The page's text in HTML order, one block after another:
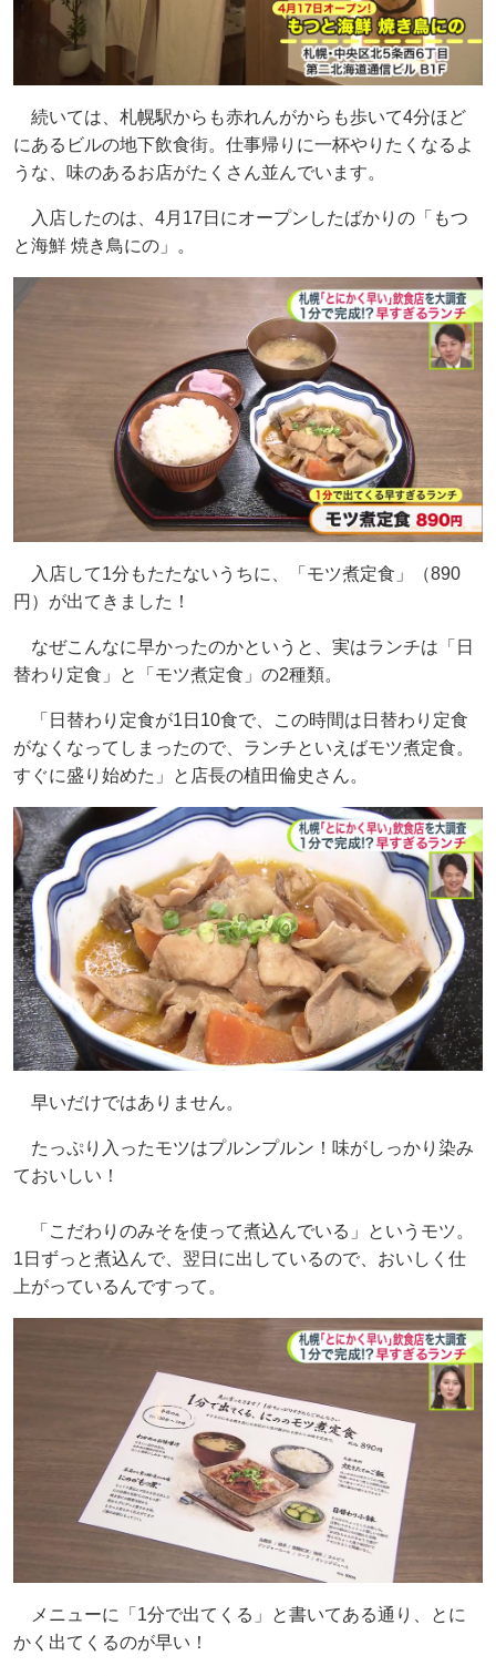
続いては、札幌駅からも赤れんがからも歩いて4分ほど
にあるビルの地下飲食街。仕事帰りに一杯やりたくなるよ
うな、味のあるお店がたくさん並んでいます。
入店したのは、4月17日にオープンしたばかりの「もつ
と海鮮 焼き鳥にの」。
入店して1分もたたないうちに、「モツ煮定食」（890
円）が出てきました！
なぜこんなに早かったのかというと、実はランチは「日
替わり定食」と「モツ煮定食」の2種類。
「日替わり定食が1日10食で、この時間は日替わり定食
がなくなってしまったので、ランチといえばモツ煮定食。
すぐに盛り始めた」と店長の植田倫史さん。
早いだけではありません。
たっぷり入ったモツはプルンプルン！味がしっかり染み
ておいしい！
「こだわりのみそを使って煮込んでいる」というモツ。
1日ずっと煮込んで、翌日に出しているので、おいしく仕
上がっているんですって。
メニューに「1分で出てくる」と書いてある通り、とに
かく出てくるのが早い！